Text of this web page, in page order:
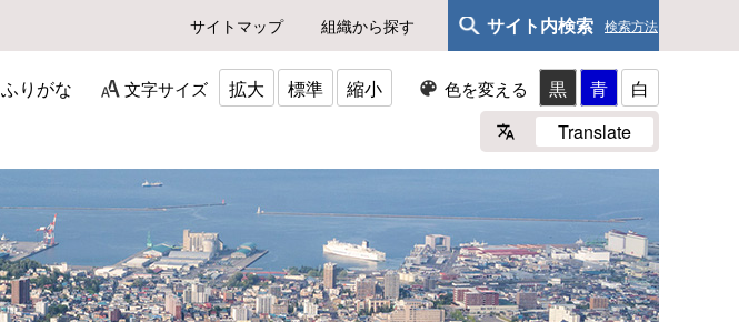
サイトマップ 組織から探す サイト内検索 検索方法
ふりがな 文字サイズ 拡大 標準 縮小 色を変える 黒 青
白
Translate